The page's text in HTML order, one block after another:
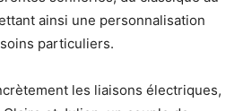
ainsi une personnalisation
particuliers.
les liaisons électriques,